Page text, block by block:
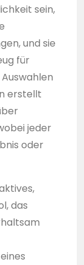
sein,
und sie
für
erstellt
jeder
oder
das